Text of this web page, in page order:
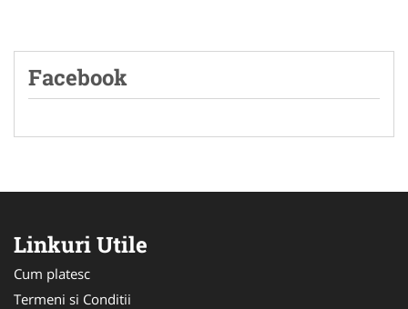
Facebook
Linkuri Utile
Cum platesc
Termeni si Conditii